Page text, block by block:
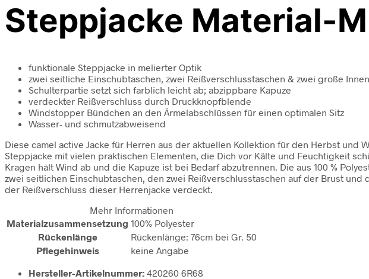
Steppjacke Material-
funktionale Steppjacke in melierter Optik
zwei seitliche Einschubtaschen, zwei Reißverschlusstaschen & zwei große
Schulterpartie setzt sich farblich leicht ab; abzippbare Kapuze
verdeckter Reißverschluss durch Druckknopfblende
Windstopper Bündchen an den Ärmelabschlüssen für einen optimalen Sitz
Wasser- und schmutzabweisend
Diese camel active Jacke für Herren aus der aktuellen Kollektion für den Herbst
Steppjacke mit vielen praktischen Elementen, die Dich vor Kälte und Feuchtigkeit
Kragen hält Wind ab und die Kapuze ist bei Bedarf abzutrennen. Die aus 100 %
zwei seitlichen Einschubtaschen, den zwei Reißverschlusstaschen auf der Brust
der Reißverschluss dieser Herrenjacke verdeckt.
Mehr Informationen
Materialzusammensetzung 100% Polyester
Rückenlänge
Rückenlänge: 76cm bei Gr. 50
Pflegehinweis
keine Angabe
Hersteller-Artikelnummer: 420260 6R68